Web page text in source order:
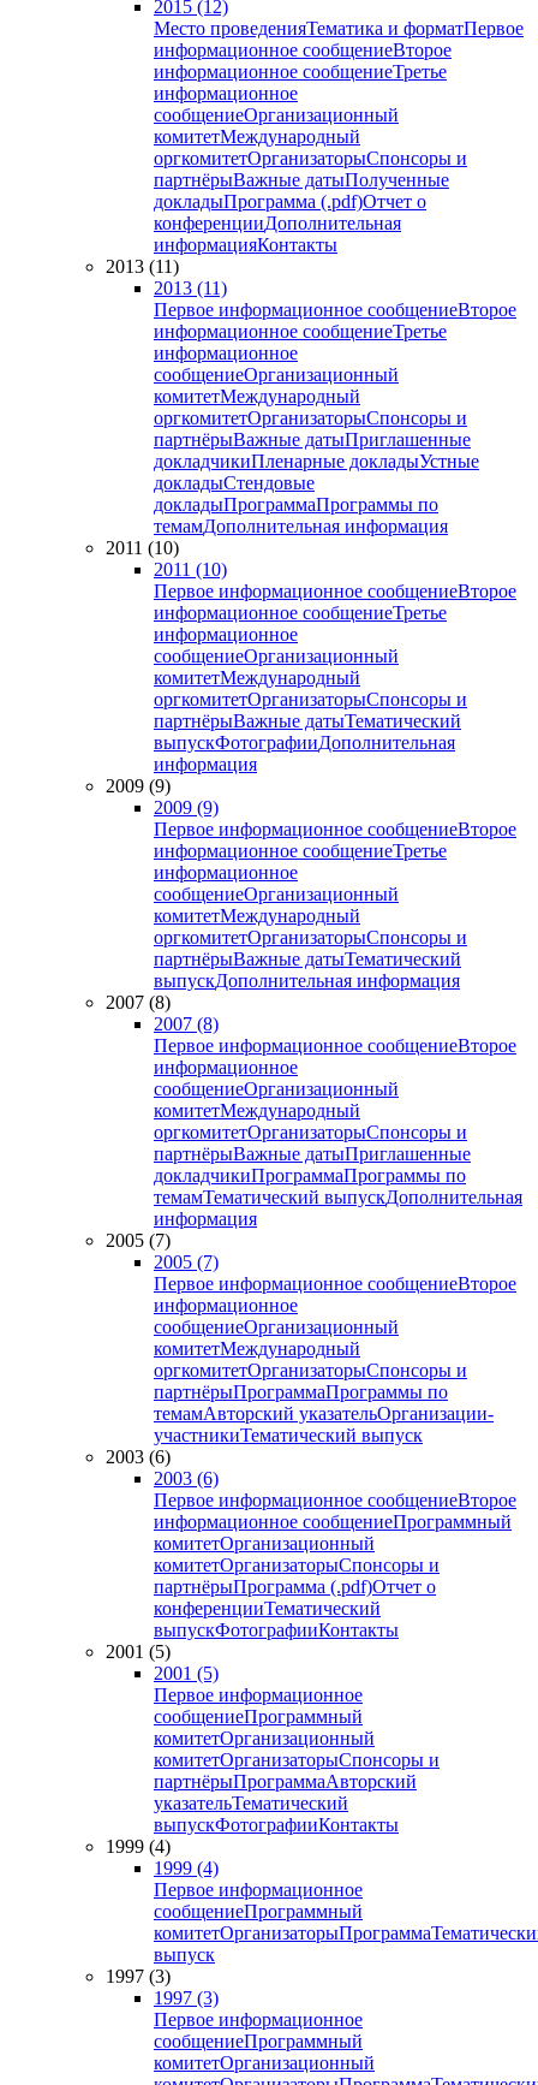
2015 (12)
Место проведенияТематика и форматПервое
информационное сообщениеВторое
информационное сообщениеТретье
информационное
сообщениеОрганизационный
комитетМеждународный
оргкомитетОрганизаторыСпонсоры и
партнёрыВажные датыПолученные
докладыПрограмма (.pdf)Отчет о
конференцииДополнительная
информацияКонтакты
2013 (11)
2013 (11)
Первое информационное сообщениеВторое
информационное сообщениеТретье
информационное
сообщениеОрганизационный
комитетМеждународный
оргкомитетОрганизаторыСпонсоры и
партнёрыВажные датыПриглашенные
докладчикиПленарные докладыУстные
докладыСтендовые
докладыПрограммаПрограммы по
темамДополнительная информация
2011 (10)
2011 (10)
Первое информационное сообщениеВторое
информационное сообщениеТретье
информационное
сообщениеОрганизационный
комитетМеждународный
оргкомитетОрганизаторыСпонсоры и
партнёрыВажные датыТематический
выпускФотографииДополнительная
информация
2009 (9)
2009 (9)
Первое информационное сообщениеВторое
информационное сообщениеТретье
информационное
сообщениеОрганизационный
комитетМеждународный
оргкомитетОрганизаторыСпонсоры и
партнёрыВажные датыТематический
выпускДополнительная информация
2007 (8)
2007 (8)
Первое информационное сообщениеВторое
информационное
сообщениеОрганизационный
комитетМеждународный
оргкомитетОрганизаторыСпонсоры и
партнёрыВажные датыПриглашенные
докладчикиПрограммаПрограммы по
темамТематический выпускДополнительная
информация
2005 (7)
2005 (7)
Первое информационное сообщениеВторое
информационное
сообщениеОрганизационный
комитетМеждународный
оргкомитетОрганизаторыСпонсоры и
партнёрыПрограммаПрограммы по
темамАвторский указательОрганизации-
участникиТематический выпуск
2003 (6)
2003 (6)
Первое информационное сообщениеВторое
информационное сообщениеПрограммный
комитетОрганизационный
комитетОрганизаторыСпонсоры и
партнёрыПрограмма (.pdf)Отчет о
конференцииТематический
выпускФотографииКонтакты
2001 (5)
2001 (5)
Первое информационное
сообщениеПрограммный
комитетОрганизационный
комитетОрганизаторыСпонсоры и
партнёрыПрограммаАвторский
указательТематический
выпускФотографииКонтакты
1999 (4)
1999 (4)
Первое информационное
сообщениеПрограммный
комитетОрганизаторыПрограмма
выпуск
1997 (3)
1997 (3)
Первое информационное
сообщениеПрограммный
комитетОрганизационный